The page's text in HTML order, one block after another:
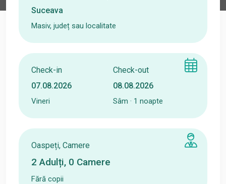
Masiv, județ sau localitate
Check-in
Vineri
Check-out
Sâm · 1 noapte
Oaspeți, Camere
2 Adulți, 0 Camere
Fără copii